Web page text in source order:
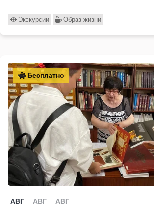
Экскурсии Образ жизни
Бесплатно
АВГ АВГ АВГ